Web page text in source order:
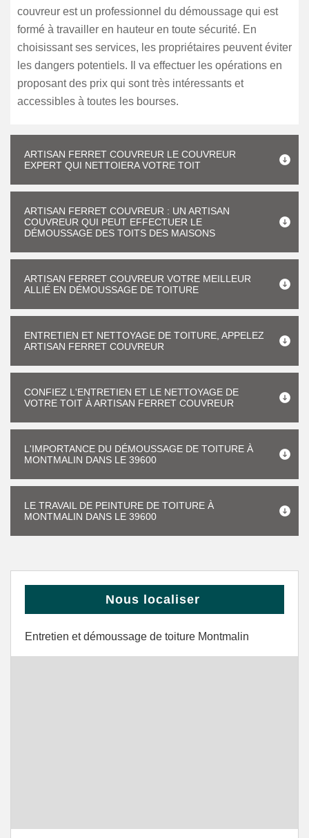
couvreur est un professionnel du démoussage qui est
formé à travailler en hauteur en toute sécurité. En
choisissant ses services, les propriétaires peuvent éviter
les dangers potentiels. Il va effectuer les opérations en
proposant des prix qui sont très intéressants et
accessibles à toutes les bourses.
ARTISAN FERRET COUVREUR LE COUVREUR
EXPERT QUI NETTOIERA VOTRE TOIT
ARTISAN FERRET COUVREUR : UN ARTISAN
COUVREUR QUI PEUT EFFECTUER LE
DÉMOUSSAGE DES TOITS DES MAISONS
ARTISAN FERRET COUVREUR VOTRE MEILLEUR
ALLIÉ EN DÉMOUSSAGE DE TOITURE
ENTRETIEN ET NETTOYAGE DE TOITURE, APPELEZ
ARTISAN FERRET COUVREUR
CONFIEZ L'ENTRETIEN ET LE NETTOYAGE DE
VOTRE TOIT À ARTISAN FERRET COUVREUR
L'IMPORTANCE DU DÉMOUSSAGE DE TOITURE À
MONTMALIN DANS LE 39600
LE TRAVAIL DE PEINTURE DE TOITURE À
MONTMALIN DANS LE 39600
Nous localiser
Entretien et démoussage de toiture Montmalin